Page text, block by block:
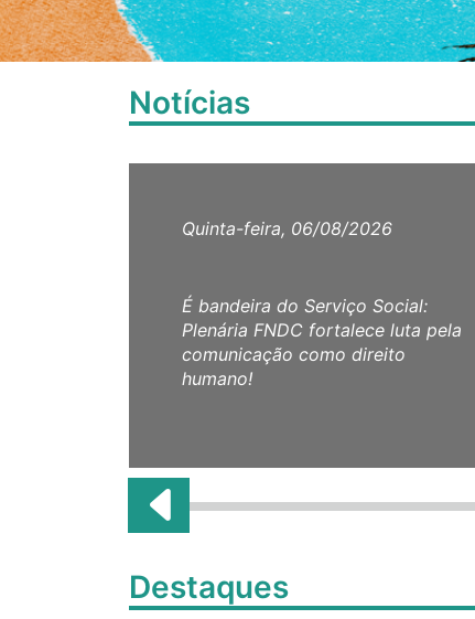
Notícias
Quinta-feira, 06/08/2026
É bandeira do Serviço Social:
Plenária FNDC fortalece luta pela
comunicação como direito
humano!
Destaques